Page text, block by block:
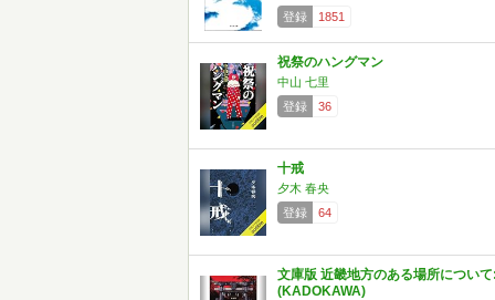
登録
1851
祝祭のハングマン
中山 七里
登録
36
十戒
夕木 春央
登録
64
文庫版 近畿地方のある場所につい
(KADOKAWA)